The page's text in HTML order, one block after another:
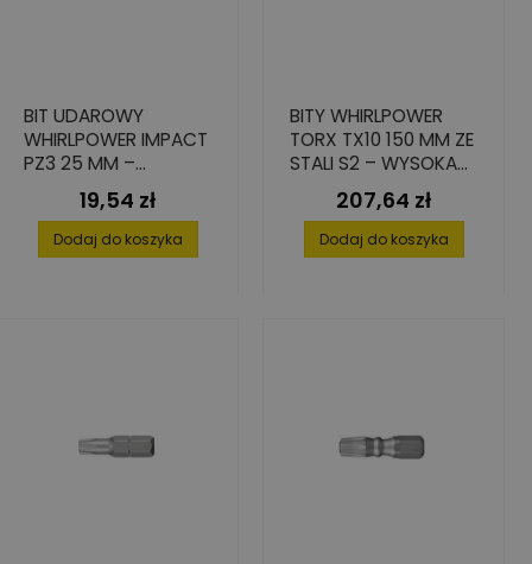
BIT UDAROWY
WHIRLPOWER IMPACT
PZ3 25 MM –
WYSOKA TWARDOŚĆ
I PRECYZJA 4 SZT.
Cena
19,54 zł
Dodaj do koszyka
BITY WHIRLPOWER
TORX TX10 150 MM ZE
STALI S2 – WYSOKA
PRECYZJA I
TRWAŁOŚĆ (10 SZT.)
Cena
207,64 zł
Dodaj do koszyka